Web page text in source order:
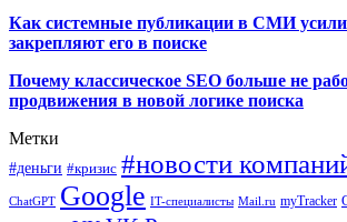
Как системные публикации в СМИ
закрепляют его в поиске
Почему классическое SEO больше не
продвижения в новой логике поиска
Метки
#деньги #кризис #новости
ChatGPT Google IT-специалисты Mail.ru myTracker